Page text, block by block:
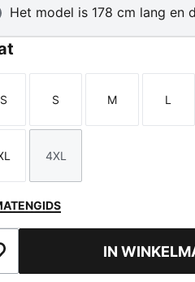
Het model is 178 cm lang en
Maat
S
Maat
M
Maat
L
Maat
4XL
aan favorieten
IN